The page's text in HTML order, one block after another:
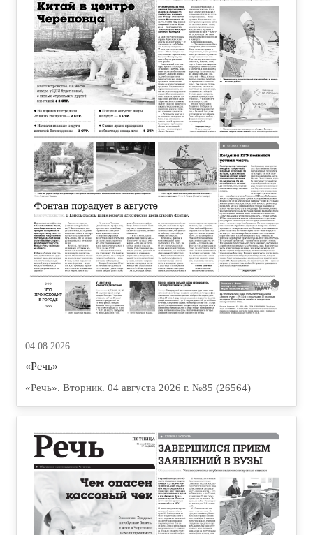
04.08.2026
«Речь»
«Речь». Вторник. 04 августа 2026 г. №85 (26564)